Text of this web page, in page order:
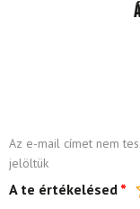
Az e-mail címet nem
jelöltük
A te értékelésed *